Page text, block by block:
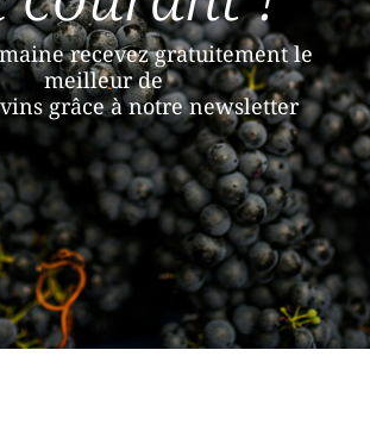
recevez gratuitement le
meilleur de
grâce à notre newsletter